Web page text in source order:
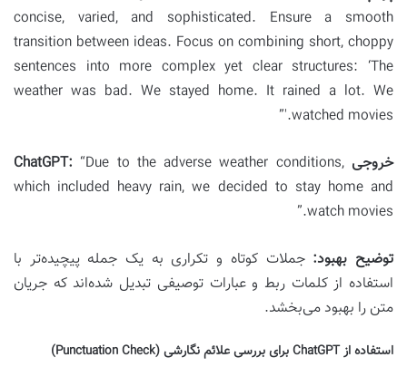
concise, varied, and sophisticated. Ensure a smooth
transition between ideas. Focus on combining short, choppy
sentences into more complex yet clear structures: ‘The
weather was bad. We stayed home. It rained a lot. We
watched movies.'”
خروجی ChatGPT:“Due to the adverse weather conditions,
which included heavy rain, we decided to stay home and
watch movies.”
توضیح بهبود: جملات کوتاه و تکراری به یک جمله پیچیده‌تر با
استفاده از کلمات ربط و عبارات توصیفی تبدیل شده‌اند که جریان
متن را بهبود می‌بخشد.
استفاده از ChatGPT برای بررسی علائم نگارشی (Punctuation Check)